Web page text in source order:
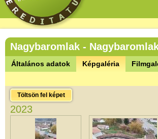
Nagybaromlak -
Általános adatok Képgaléria
Töltsön fel képet
2023